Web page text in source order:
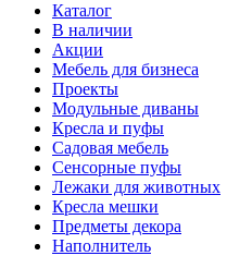
Каталог
В наличии
Акции
Мебель для бизнеса
Проекты
Модульные диваны
Кресла и пуфы
Садовая мебель
Сенсорные пуфы
Лежаки для животных
Кресла мешки
Предметы декора
Наполнитель